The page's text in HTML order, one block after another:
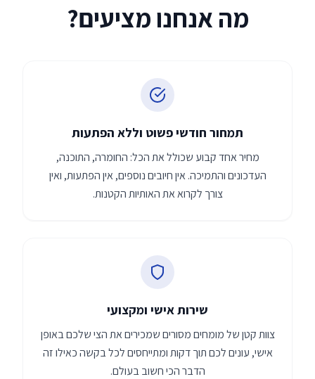
מה אנחנו מציעים?
תמחור חודשי פשוט וללא הפתעות
מחיר אחד קבוע שכולל את הכל: החומרה, התוכנה,
העדכונים והתמיכה. אין חיובים נוספים, אין הפתעות, ואין
צורך לקרוא את האותיות הקטנות.
שירות אישי ומקצועי
צוות קטן של מומחים מסורים שמכירים את הצי שלכם באופן
אישי, עונים לכם תוך דקות ומתייחסים לכל בקשה כאילו זה
הדבר הכי חשוב בעולם.